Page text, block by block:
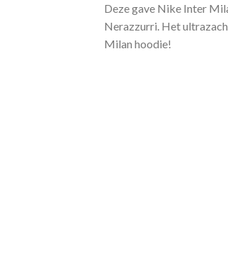
Deze gave Nike Inter
Nerazzurri. Het
Milan hoodie!